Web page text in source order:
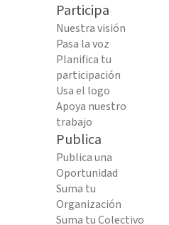
Participa
Nuestra visión
Pasa la voz
Planifica tu
participación
Usa el logo
Apoya nuestro
trabajo
Publica
Publica una
Oportunidad
Suma tu
Organización
Suma tu Colectivo